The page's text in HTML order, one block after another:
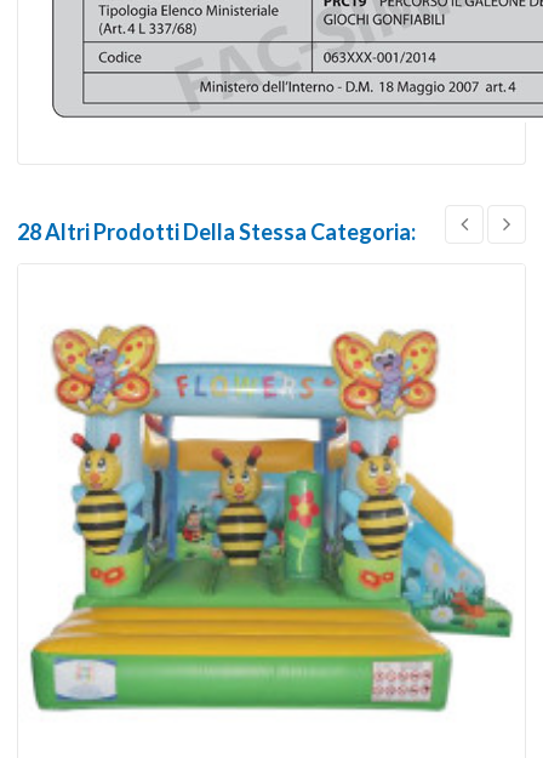
28 Altri Prodotti Della Stessa Categoria: